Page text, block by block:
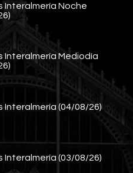
Interalmería Noche
Interalmería Mediodía
Interalmería (04/08/26)
Interalmería (03/08/26)